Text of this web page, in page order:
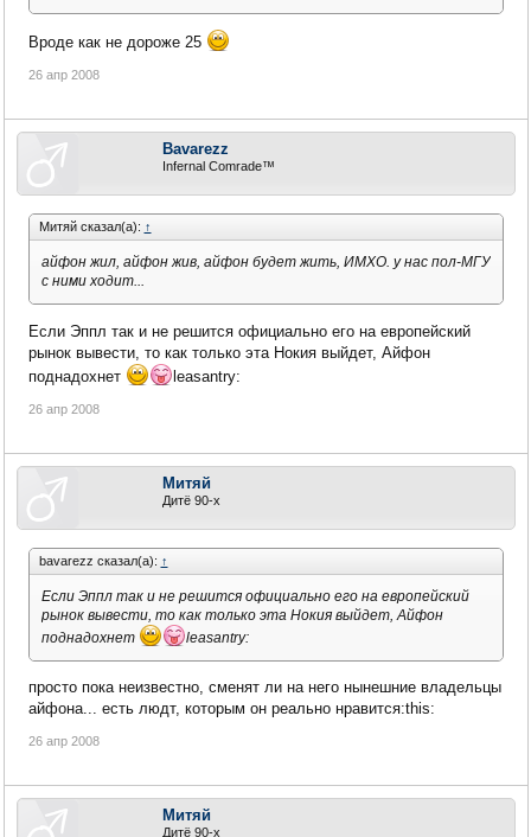
Вроде как не дороже 25
26 апр 2008
Bavarezz
Infernal Comrade™
Митяй сказал(а): ↑
айфон жил, айфон жив, айфон будет жить, ИМХО. у нас пол-МГУ
с ними ходит...
Если Эппл так и не решится официально его на европейский
рынок вывести, то как только эта Нокия выйдет, Айфон
поднадохнет
leasantry:
26 апр 2008
Митяй
Дитё 90-х
bavarezz сказал(а): ↑
Если Эппл так и не решится официально его на европейский
рынок вывести, то как только эта Нокия выйдет, Айфон
поднадохнет
leasantry:
просто пока неизвестно, сменят ли на него нынешние владельцы
айфона... есть людт, которым он реально нравится:this:
26 апр 2008
Митяй
Дитё 90-х